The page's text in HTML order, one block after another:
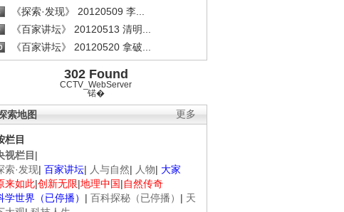
《探索·发现》 20120509 李...
《百家讲坛》 20120513 清明...
《百家讲坛》 20120520 拿破...
302 Found
CCTV_WebServer
锘�
更多
索地图
栏目
视栏目 |
索·发现| 百家讲坛| 人与自然| 人物| 大家
来如此|创新无限|地理中国|自然传奇
学世界（已停播） | 百科探秘（已停播） | 天